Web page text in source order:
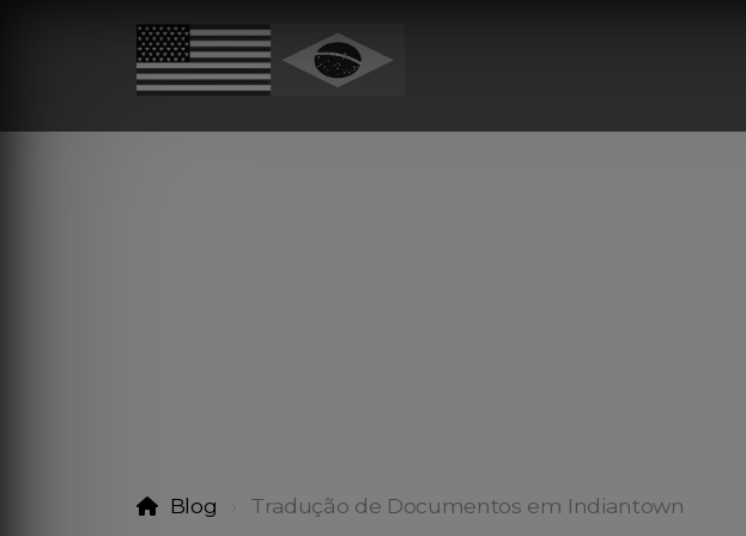
Blog Tradução de Documentos em Indiantown